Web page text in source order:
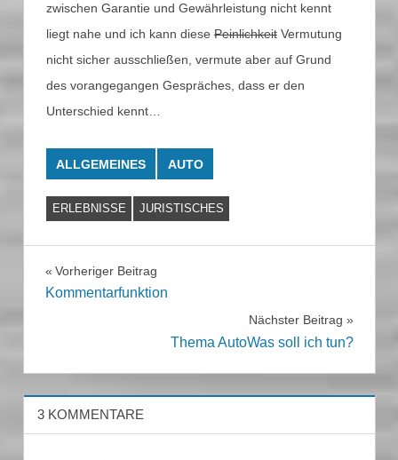
zwischen Garantie und Gewährleistung nicht kennt
liegt nahe und ich kann diese Peinlichkeit Vermutung
nicht sicher ausschließen, vermute aber auf Grund
des vorangegangen Gespräches, dass er den
Unterschied kennt…
ALLGEMEINES AUTO
ERLEBNISSE JURISTISCHES
Beitragsnavigation
Vorheriger Beitrag
Kommentarfunktion
Nächster Beitrag
Thema AutoWas soll ich tun?
3 KOMMENTARE